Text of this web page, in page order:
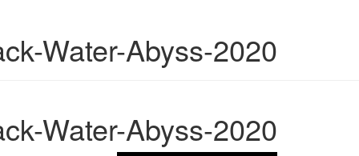
Water-Abyss-2020
Water-Abyss-2020